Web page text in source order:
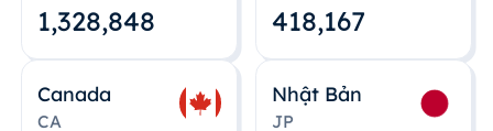
1,328,848 418,167
Canada
CA
Nhật Bản
JP